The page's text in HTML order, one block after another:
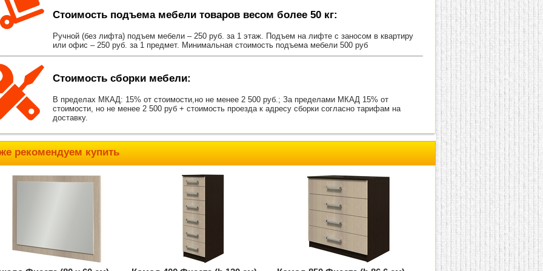
Стоимость подъема мебели товаров весом более 50 кг:
Ручной (без лифта) подъем мебели – 250 руб. за 1 этаж. Подъем на лифте с заносом в квартиру
или офис – 250 руб. за 1 предмет. Минимальная стоимость подъема мебели 500 руб
Стоимость сборки мебели:
В пределах МКАД: 15% от стоимости,но не менее 2 500 руб.; За пределами МКАД 15% от
стоимости, но не менее 2 500 руб + стоимость проезда к адресу сборки согласно тарифам на
доставку.
рекомендуем купить